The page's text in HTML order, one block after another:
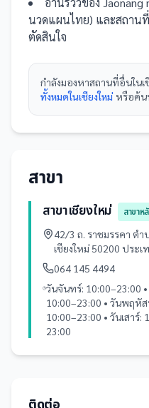
นวดแผนไทย) และสถานที่
ตัดสินใจ
กำลังมองหาสถานที่อื่นในเ
ทั้งหมดในเชียงใหม่ หรือค้น
สาขา
สาขาเชียงใหม่
สาขาห
42/3 ถ. ราชมรรคา ตำ
เชียงใหม่ 50200 ประเ
064 145 4494
วันจันทร์: 10:00–23:00
10:00–23:00 • วันพฤหั
10:00–23:00 • วันเสาร์
23:00